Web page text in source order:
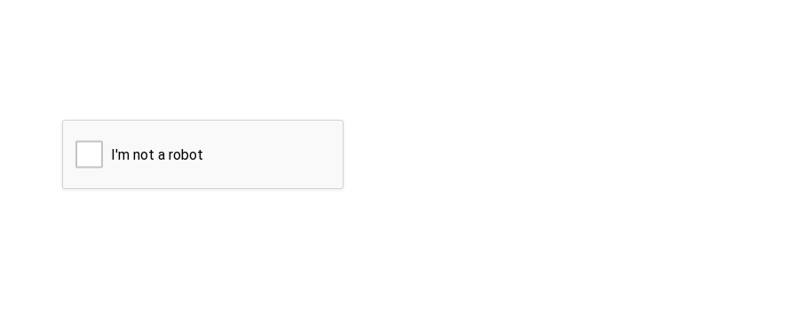
I'm not a robot